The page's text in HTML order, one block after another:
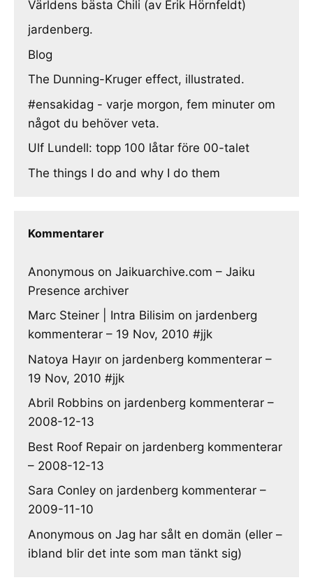
Världens bästa Chili (av Erik Hörnfeldt)
jardenberg.
Blog
The Dunning-Kruger effect, illustrated.
#ensakidag - varje morgon, fem minuter om
något du behöver veta.
Ulf Lundell: topp 100 låtar före 00-talet
The things I do and why I do them
Kommentarer
Anonymous on Jaikuarchive.com – Jaiku
Presence archiver
Marc Steiner | Intra Bilisim on jardenberg
kommenterar – 19 Nov, 2010 #jjk
Natoya Hayır on jardenberg kommenterar –
19 Nov, 2010 #jjk
Abril Robbins on jardenberg kommenterar –
2008-12-13
Best Roof Repair on jardenberg kommenterar
– 2008-12-13
Sara Conley on jardenberg kommenterar –
2009-11-10
Anonymous on Jag har sålt en domän (eller –
ibland blir det inte som man tänkt sig)